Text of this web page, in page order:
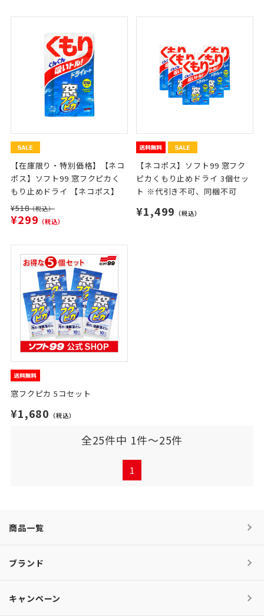
【在庫限り・特別価格】【ネコ
ポス】ソフト99 窓フクピカく
もり止めドライ 【ネコポス】
¥518（税込）
¥299 （税込）
【ネコポス】ソフト99 窓フク
ピカくもり止めドライ 3個セッ
ト ※代引き不可、同梱不可
¥1,499 （税込）
窓フクピカ 5コセット
¥1,680 （税込）
全25件中 1件～25件
1
商品一覧
ブランド
キャンペーン